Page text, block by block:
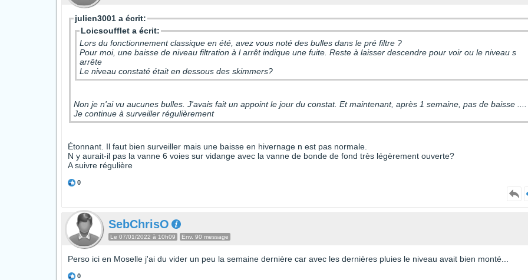
julien3001 a écrit:
Loicsoufflet a écrit:
Lors du fonctionnement classique en été, avez vous noté des bulles dans le pré filtre ?
Pour moi, une baisse de niveau filtration à l arrêt indique une fuite. Reste à laisser descendre pour voir ou le niveau s
arrête
Le niveau constaté était en dessous des skimmers?
Non je n'ai vu aucunes bulles. J'avais fait un appoint le jour du constat. Et maintenant, après 1 semaine, pas de baisse ....
Je continue à surveiller régulièrement
Étonnant. Il faut bien surveiller mais une baisse en hivernage n est pas normale.
N y aurait-il pas la vanne 6 voies sur vidange avec la vanne de bonde de fond très légèrement ouverte?
A suivre régulière
0
SebChrisO
Le 07/01/2022 à 10h09 Env. 90 message
Perso ici en Moselle j'ai du vider un peu la semaine dernière car avec les dernières pluies le niveau avait bien monté...
0